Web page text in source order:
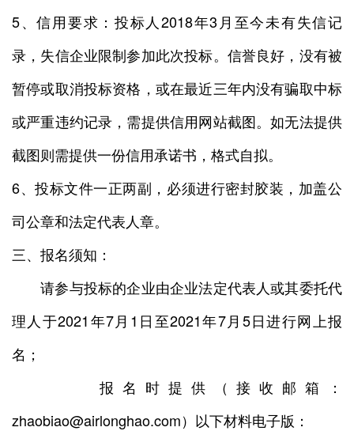
5、信用要求：投标人2018年3月至今未有失信记
录，失信企业限制参加此次投标。信誉良好，没有被
暂停或取消投标资格，或在最近三年内没有骗取中标
或严重违约记录，需提供信用网站截图。如无法提供
截图则需提供一份信用承诺书，格式自拟。
6、投标文件一正两副，必须进行密封胶装，加盖公
司公章和法定代表人章。
三、报名须知：
请参与投标的企业由企业法定代表人或其委托代
理人于2021年7月1日至2021年7月5日进行网上报
名；
报名时提供（接收邮箱：
zhaobiao@airlonghao.com）以下材料电子版：